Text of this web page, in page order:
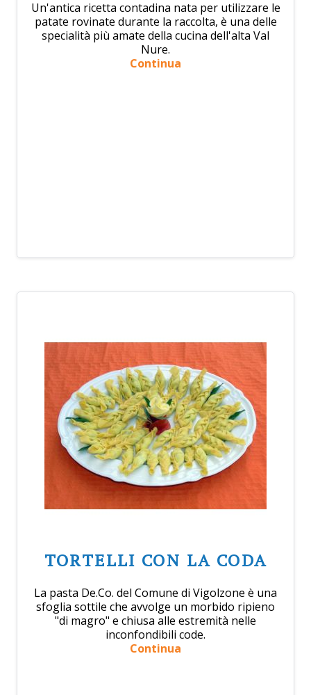
Un'antica ricetta contadina nata per utilizzare le
patate rovinate durante la raccolta, è una delle
specialità più amate della cucina dell'alta Val
Nure.
Continua
TORTELLI CON LA CODA
La pasta De.Co. del Comune di Vigolzone è una
sfoglia sottile che avvolge un morbido ripieno
"di magro" e chiusa alle estremità nelle
inconfondibili code.
Continua